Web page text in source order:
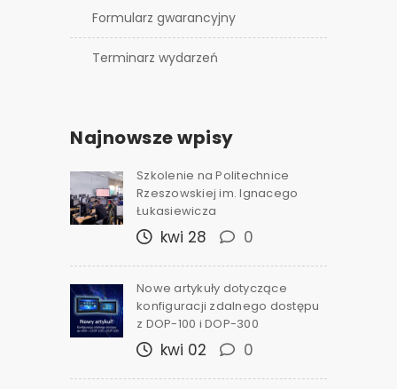
Formularz gwarancyjny
Terminarz wydarzeń
Najnowsze wpisy
Szkolenie na Politechnice
Rzeszowskiej im. Ignacego
Łukasiewicza
kwi 28 0
Nowe artykuły dotyczące
konfiguracji zdalnego dostępu
z DOP-100 i DOP-300
kwi 02 0